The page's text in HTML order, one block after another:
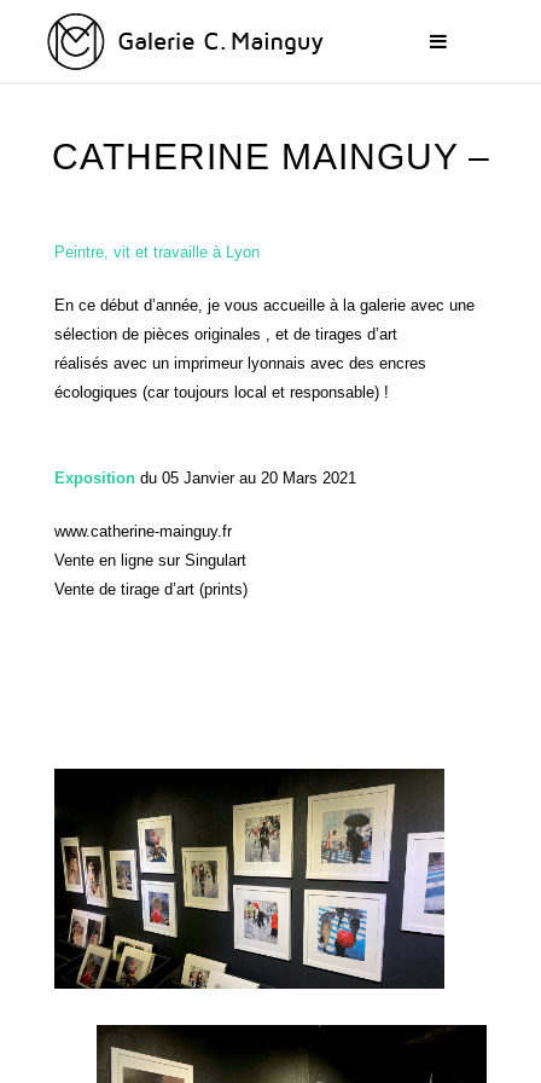
CATHERINE MAINGUY –
SOLO SHOW
Peintre, vit et travaille à Lyon
En ce début d’année, je vous accueille à la galerie avec une
sélection de pièces originales , et de tirages d’art
réalisés avec un imprimeur lyonnais avec des encres
écologiques (car toujours local et responsable) !
Exposition du 05 Janvier au 20 Mars 2021
www.catherine-mainguy.fr
Vente en ligne sur Singulart
Vente de tirage d’art (prints)